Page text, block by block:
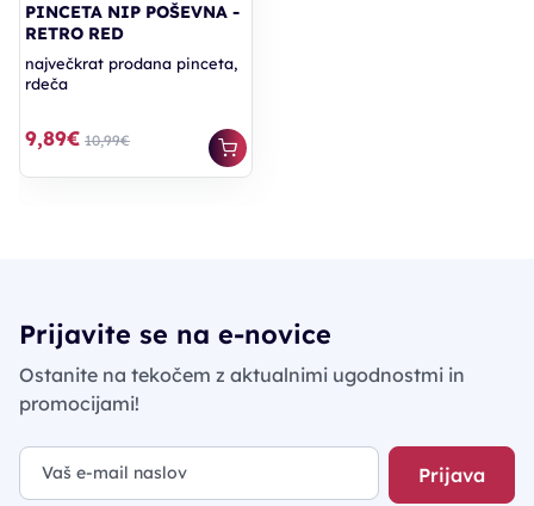
PINCETA NIP POŠEVNA -
RETRO RED
največkrat prodana pinceta,
rdeča
9,89€ 10,99€
Prijavite se na e-novice
Ostanite na tekočem z aktualnimi ugodnostmi in
promocijami!
Prijava